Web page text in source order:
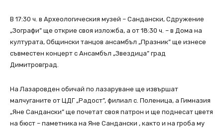
В 17:30 ч. в Археологическия музей – Сандански, Сдружение
„Зографи” ще открие своя изложба, а от 18:30 ч. – в Дома на
културата, Общински танцов ансамбъл „Празник” ще изнесе
съвместен концерт с Ансамбъл „Звездица” град
Димитровград.
На Лазаровден обичай по лазаруване ще извършат
малчуганите от ЦДГ „Радост”, филиал с. Поленица, а Гимназия
„Яне Сандански” ще почетат своя патрон и ще поднесат цветя
на бюст – паметника на Яне Сандански , както и на гроба му